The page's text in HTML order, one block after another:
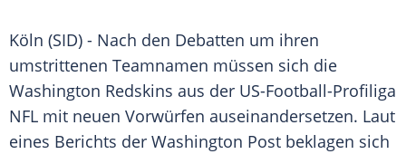
Köln (SID) - Nach den Debatten um ihren
umstrittenen Teamnamen müssen sich die
Washington Redskins aus der US-Football-Profiliga
NFL mit neuen Vorwürfen auseinandersetzen. Laut
eines Berichts der Washington Post beklagen sich